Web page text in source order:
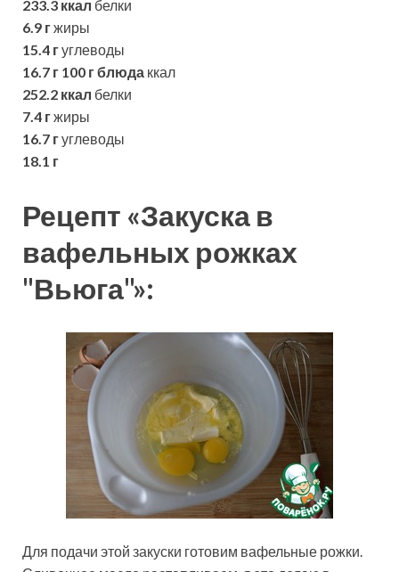
233.3 ккал белки
6.9 гжиры
15.4 гуглеводы
16.7 г 100 г блюда ккал
252.2 ккал белки
7.4 гжиры
16.7 гуглеводы
18.1 г
Рецепт «Закуска в
вафельных рожках
"Вьюга"»:
Для подачи этой закуски готовим вафельные рожки.